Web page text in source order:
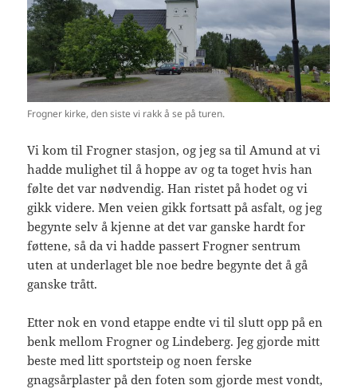
Frogner kirke, den siste vi rakk å se på turen.
Vi kom til Frogner stasjon, og jeg sa til Amund at vi
hadde mulighet til å hoppe av og ta toget hvis han
følte det var nødvendig. Han ristet på hodet og vi
gikk videre. Men veien gikk fortsatt på asfalt, og jeg
begynte selv å kjenne at det var ganske hardt for
føttene, så da vi hadde passert Frogner sentrum
uten at underlaget ble noe bedre begynte det å gå
ganske trått.
Etter nok en vond etappe endte vi til slutt opp på en
benk mellom Frogner og Lindeberg. Jeg gjorde mitt
beste med litt sportsteip og noen ferske
gnagsårplaster på den foten som gjorde mest vondt,